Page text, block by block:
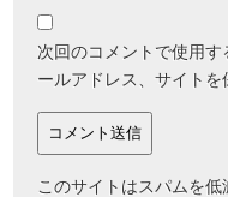
次回のコメントで使用
ールアドレス、サイトを
このサイトはスパムを